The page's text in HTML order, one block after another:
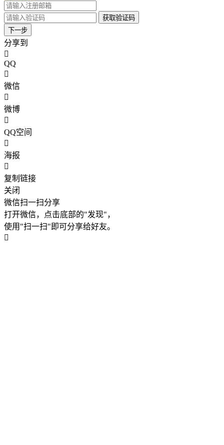
获取验证码
下一步
分享到
QQ
微信
微博
QQ空间
海报
复制链接
关闭
微信扫一扫分享
打开微信，点击底部的"发现"，
使用"扫一扫"即可分享给好友。